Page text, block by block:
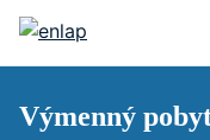
Výmenný